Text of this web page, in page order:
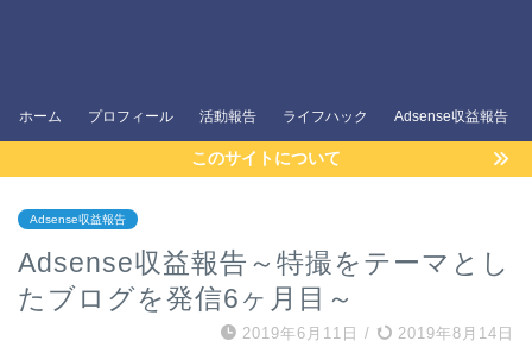
ホーム プロフィール 活動報告 ライフハック Adsense収益報告
このサイトについて
Adsense収益報告
Adsense収益報告～特撮をテーマとし
たブログを発信6ヶ月目～
2019年6月11日 / 2019年8月14日